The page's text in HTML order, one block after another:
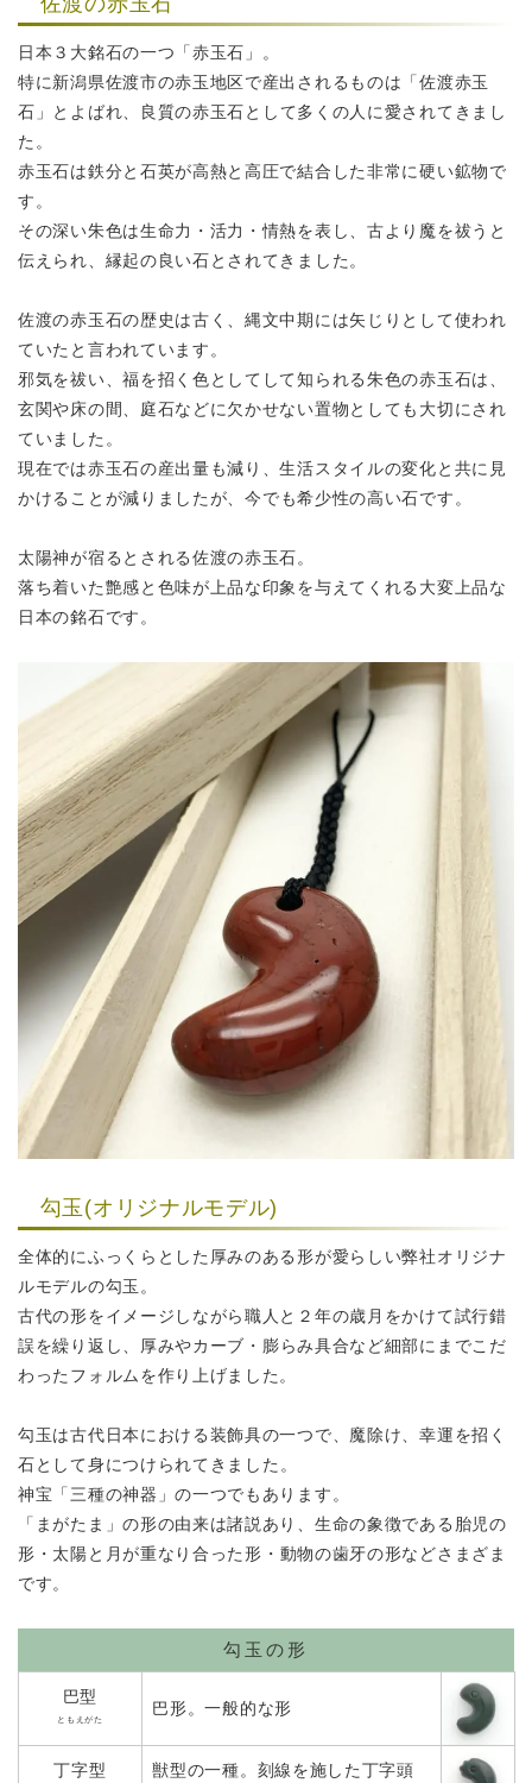
日本３大銘石の一つ「赤玉石」。
特に新潟県佐渡市の赤玉地区で産出されるものは「佐渡赤玉
石」とよばれ、
良質の赤玉石として多くの人に愛されてきまし
た。
赤玉石は鉄分と石英が高熱と高圧で結合した非常に硬い鉱物で
す。
その深い朱色は生命力・活力・情熱を表し、古より魔を祓うと
伝えられ、 縁起の良い石とされてきました。
佐渡の赤玉石の歴史は古く、縄文中期には矢じりとして使われ
ていたと言われています。
邪気を祓い、福を招く色としてして知られる朱色の赤玉石は、
玄関や床の間、庭石などに欠かせない置物としても大切にされ
ていました。
現在では赤玉石の産出量も減り、生活スタイルの変化と共に見
かけることが減りましたが、今でも希少性の高い石です。
太陽神が宿るとされる佐渡の赤玉石。
落ち着いた艶感と色味が上品な印象を与えてくれる大変上品な
日本の銘石です。
勾玉(オリジナルモデル)
全体的にふっくらとした厚みのある形が愛らしい弊社オリジナ
ルモデルの勾玉。
古代の形をイメージしながら職人と２年の歳月をかけて試行錯
誤を繰り返し、 厚みやカーブ・膨らみ具合など細部にまでこだ
わったフォルムを作り上げました。
勾玉は古代日本における装飾具の一つで、魔除け、幸運を招く
石として身につけられてきました。
神宝「三種の神器」の一つでもあります。
「まがたま」の形の由来は諸説あり、生命の象徴である胎児の
形・ 太陽と月が重なり合った形・動物の歯牙の形などさまざま
です。
勾玉の形
巴型
ともえがた
巴形。一般的な形
丁字型
獣型の一種。刻線を施した丁字頭